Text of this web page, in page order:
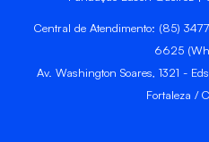
Central de Atendimento: (85)
6625
Av. Washington Soares, 1321 -
Fortaleza /